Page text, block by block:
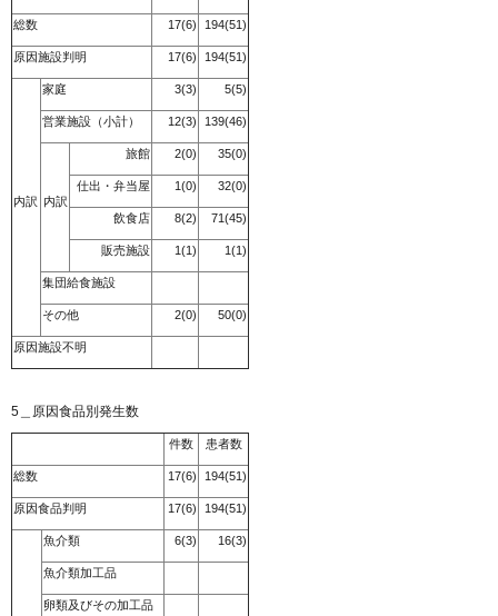
総数 17(6) 194(51)
原因施設判明 17(6) 194(51)
内訳
家庭 3(3) 5(5)
営業施設（小計） 12(3) 139(46)
内訳
旅館 2(0) 35(0)
仕出・弁当屋 1(0) 32(0)
飲食店 8(2) 71(45)
販売施設 1(1) 1(1)
集団給食施設
その他 2(0) 50(0)
原因施設不明
5＿原因食品別発生数
件数 患者数
総数 17(6) 194(51)
原因食品判明 17(6) 194(51)
魚介類 6(3) 16(3)
魚介類加工品
卵類及びその加工品